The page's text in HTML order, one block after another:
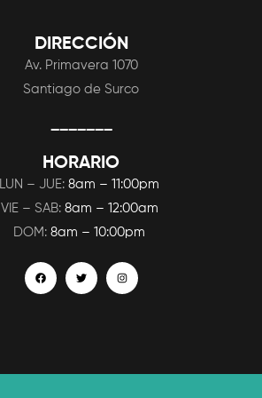
DIRECCIÓN
Av. Primavera 1070
Santiago de Surco
HORARIO
LUN – JUE:8am – 11:00pm
VIE – SAB: 8am – 12:00am
DOM:8am – 10:00pm